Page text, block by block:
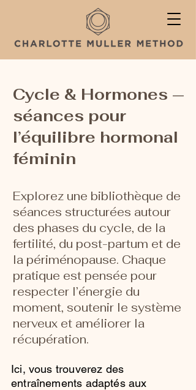
Cycle & Hormones —
séances pour
l’équilibre hormonal
féminin
Explorez une bibliothèque de
séances structurées autour
des phases du cycle, de la
fertilité, du post-partum et de
la périménopause. Chaque
pratique est pensée pour
respecter l’énergie du
moment, soutenir le système
nerveux et améliorer la
récupération.
Ici, vous trouverez des
entraînements adaptés aux